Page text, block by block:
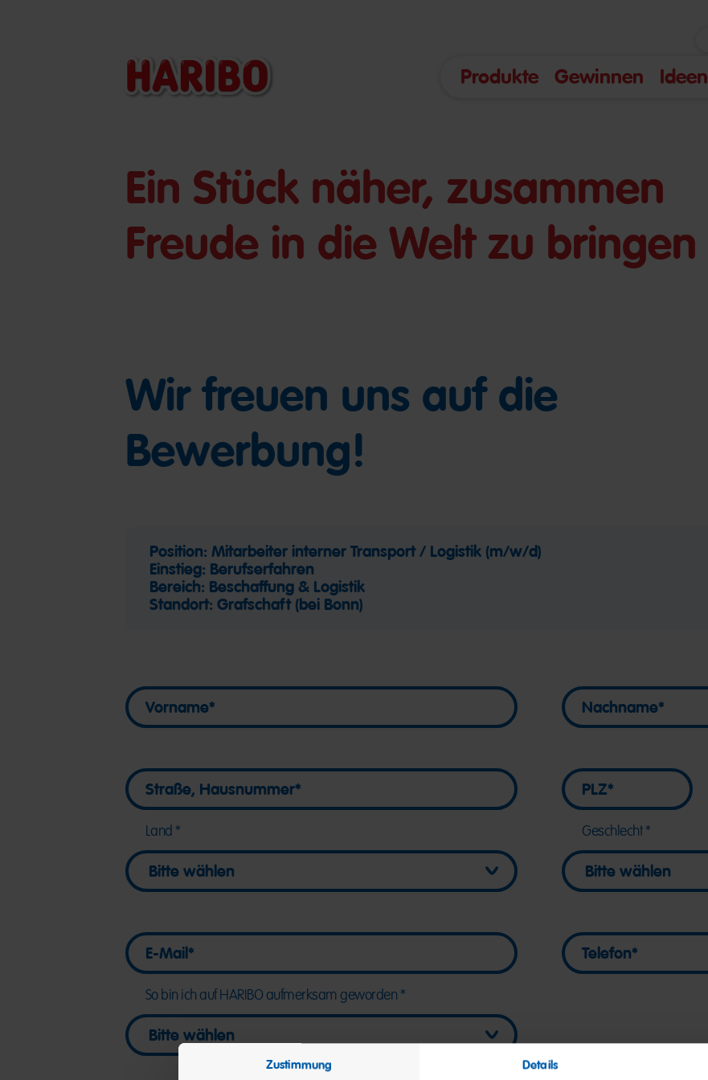
Zustimmung Details
Produkte Gewinnen Ideen
Ein Stück näher, zusammen
Freude in die Welt zu bringen
Wir freuen uns auf die
Bewerbung!
Position: Mitarbeiter interner Transport / Logistik (m/w/d)
Einstieg: Berufserfahren
Bereich: Beschaffung & Logistik
Standort: Grafschaft (bei Bonn)
Vorname
Nachname
Nachname
Straße, Hausnummer
Straße, Hausnummer PLZ
Land Geschlecht
E-Mail
E-Mail
Telefon
Telefon
So bin ich auf HARIBO aufmerksam geworden